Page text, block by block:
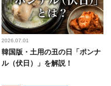
2026.07.01
韓国版・土用の丑の日「ポンナ
ル（伏日）」を解説！